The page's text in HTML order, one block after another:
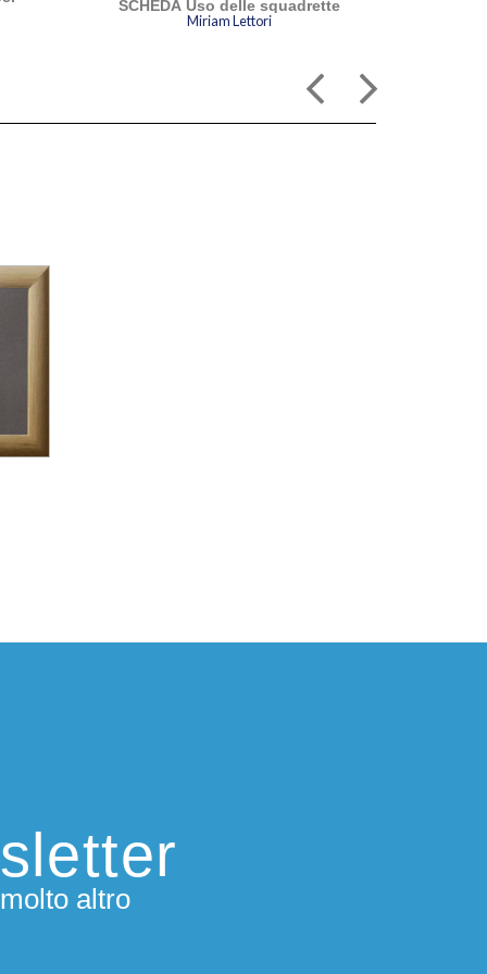
SCHEDA Uso delle squadrette
Miriam Lettori
altro